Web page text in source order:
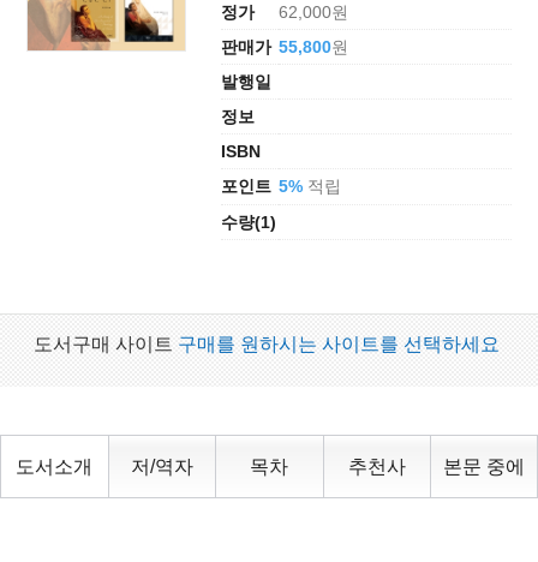
정가
62,000원
판매가 55,800원
발행일
정보
ISBN
포인트 5%적립
수량(1)
도서구매 사이트 구매를 원하시는 사이트를 선택하세요
도서소개 저/역자 목차 추천사 본문 중에